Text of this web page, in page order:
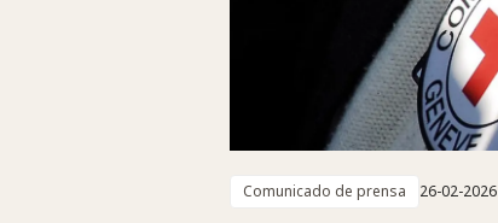
Comunicado de prensa 26-02-2026